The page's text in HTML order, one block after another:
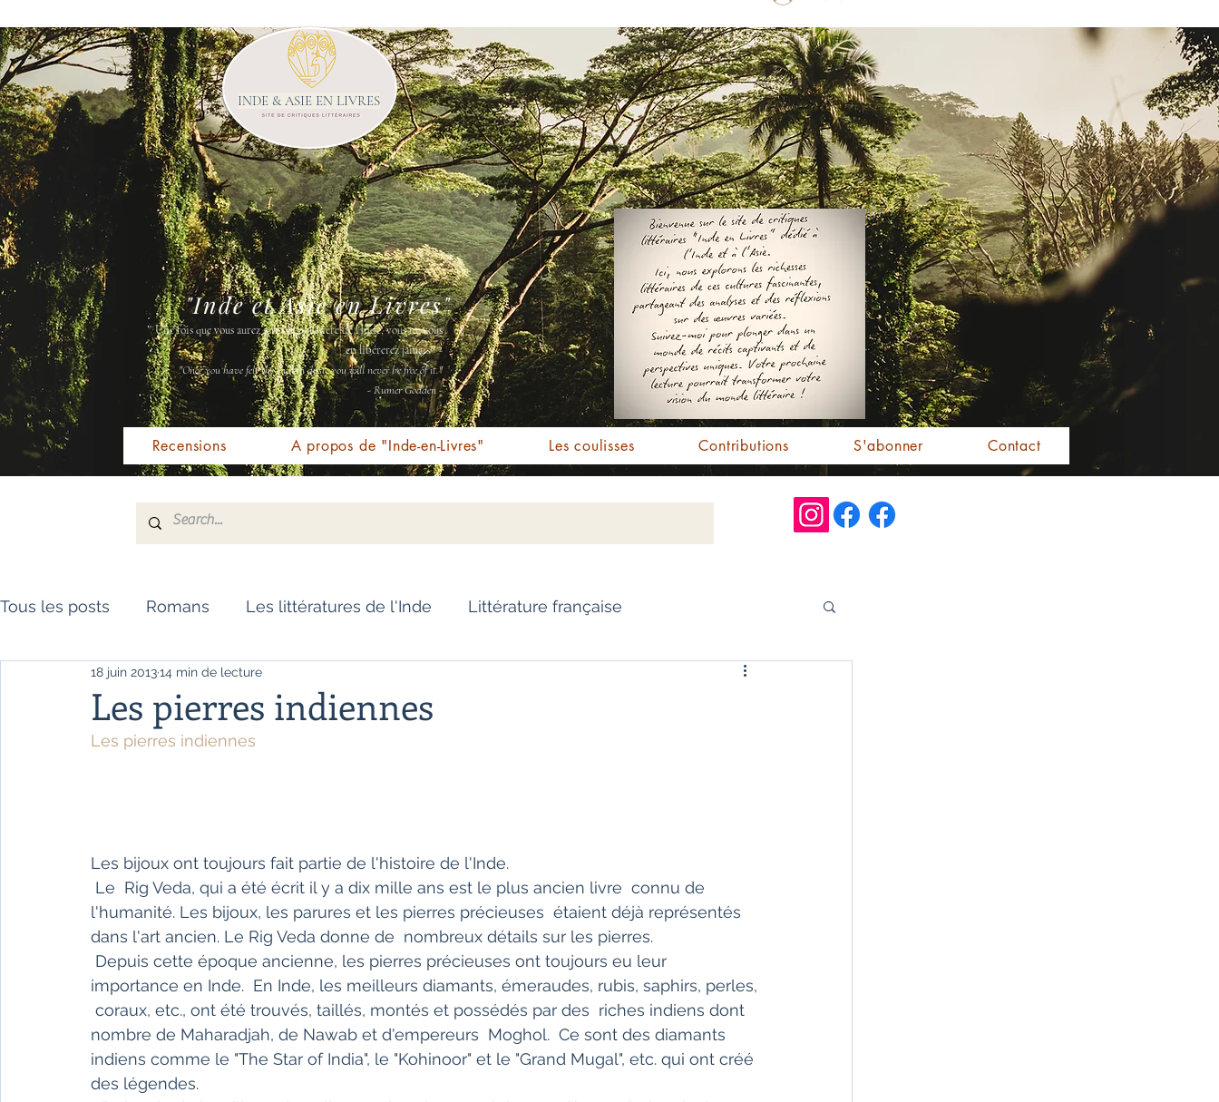
INDE & ASIE EN LIVRES
"Une fois que vous aurez senti la poussière de l'Inde, vous ne vous
en libérerez jamais " -
"Once you have felt the Indian dust, you will never be free of it."
- Rumer Godden -
"Inde et Asie en Livres"
Recensions A propos de "Inde-en-Livres" Les coulisses Contributions S'abonner Contact
Tous les posts Romans Les littératures de l'Inde Littérature française
Livres de référence Dictionnaire
Témoignages / Récits Romans jeunesse
Littérature tamoule Littérature bengali Littérature malayalam Littérature pendjabi
L'Inde vue par l'Occident Yoga Histoire de l'Inde par les livres
Littérature anglo-saxonne Littérature du Bangladesh Littérature pakistanaise
Les pierres indiennes
18 juin 201314 min de lecture
Les pierres indiennes
Les bijoux ont toujours fait partie de l'histoire de l'Inde.
l'humanité. Les bijoux, les parures et les pierres précieuses  étaient déjà représentés
dans l'art ancien. Le Rig Veda donne de  nombreux détails sur les pierres.
importance en Inde.  En Inde, les meilleurs diamants, émeraudes, rubis, saphirs, perles,
coraux, etc., ont été trouvés, taillés, montés et possédés par des  riches indiens dont
nombre de Maharadjah, de Nawab et d'empereurs  Moghol.  Ce sont des diamants
indiens comme le "The Star of India", le "Kohinoor" et le "Grand Mugal", etc. qui ont créé
des légendes.